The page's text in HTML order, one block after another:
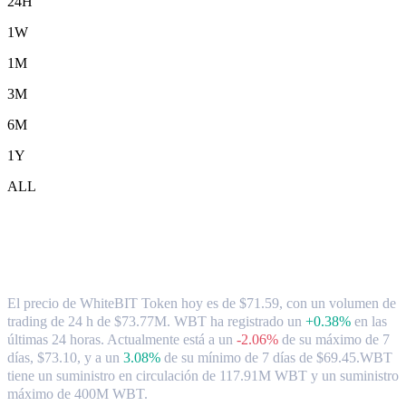
1W
1M
3M
6M
1Y
ALL
El precio de WhiteBIT Token hoy es de $71.59, con un volumen de
trading de 24 h de $73.77M. WBT ha registrado un +0.38% en las
últimas 24 horas. Actualmente está a un -2.06% de su máximo de 7
días, $73.10, y a un 3.08% de su mínimo de 7 días de $69.45.WBT
tiene un suministro en circulación de 117.91M WBT y un suministro
máximo de 400M WBT.